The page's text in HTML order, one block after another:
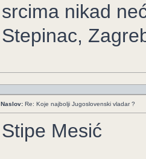
srcima nikad
Stepinac,
Naslov: Re: Koje najbolji Jugoslovenski vladar ?
Stipe Mesić